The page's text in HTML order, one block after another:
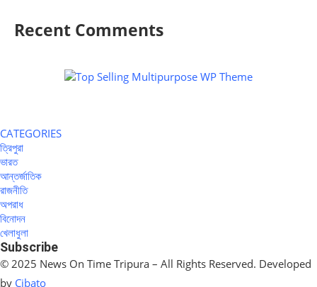
Recent Comments
CATEGORIES
ত্রিপুরা
ভারত
আন্তর্জাতিক
রাজনীতি
অপরাধ
বিনোদন
খেলাধুলা
Subscribe
© 2025 News On Time Tripura – All Rights Reserved. Developed
by Cibato